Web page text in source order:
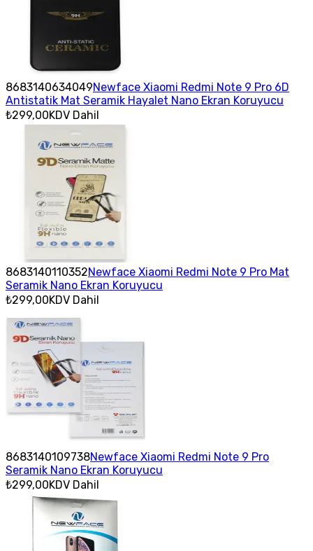
8683140634049Newface Xiaomi Redmi Note 9 Pro 6D
Antistatik Mat Seramik Hayalet Nano Ekran Koruyucu
₺299,00KDV Dahil
8683140110352Newface Xiaomi Redmi Note 9 Pro Mat
Seramik Nano Ekran Koruyucu
₺299,00KDV Dahil
8683140109738Newface Xiaomi Redmi Note 9 Pro
Seramik Nano Ekran Koruyucu
₺299,00KDV Dahil